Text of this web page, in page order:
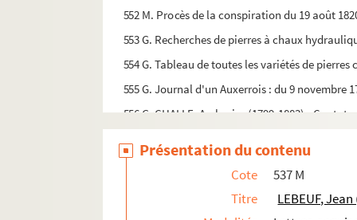
552 M. Procès de la conspiration du 19 août
553 G. Recherches de pierres à chaux
554 G. Tableau de toutes les variétés de
555 G. Journal d'un Auxerrois : du 9 novembre
556 G. CHALLE, Ambroise (1799-1883) -
558 G. DALAYRAC, Nicolas (1753-1809) - Les
Présentation du contenu
Cote
537 M
Titre
LEBEUF,